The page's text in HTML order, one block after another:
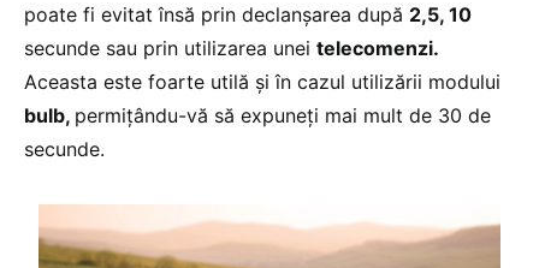
poate fi evitat însă prin declanşarea după 2,5, 10
secunde sau prin utilizarea unei telecomenzi.
Aceasta este foarte utilă şi în cazul utilizării modului
bulb, permiţându-vă să expuneţi mai mult de 30 de
secunde.